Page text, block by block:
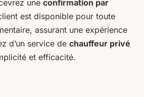
une confirmation par
est disponible pour toute
assurant une expérience
d’un service de chauffeur privé
et efficacité.